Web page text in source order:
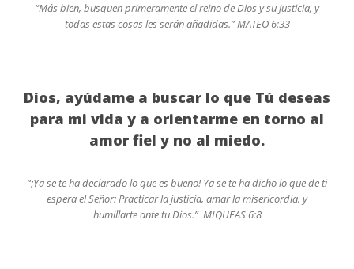
“Más bien, busquen primeramente el reino de Dios y su justicia, y
todas estas cosas les serán añadidas.” MATEO 6:33
Dios, ayúdame a buscar lo que Tú deseas
para mi vida y a orientarme en torno al
amor fiel y no al miedo.
“¡Ya se te ha declarado lo que es bueno! Ya se te ha dicho lo que de ti
espera el Señor: Practicar la justicia, amar la misericordia, y
humillarte ante tu Dios.” MIQUEAS 6:8